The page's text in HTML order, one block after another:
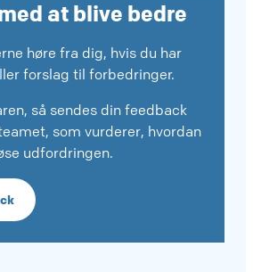
at blive bedre
høre fra dig, hvis du har
forslag til forbedringer.
så sendes din feedback
som vurderer, hvordan
udfordringen.